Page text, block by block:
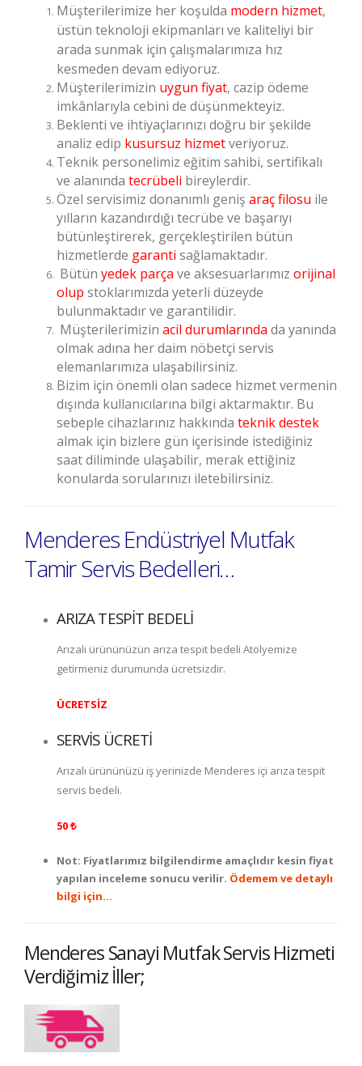
Müşterilerimize her koşulda modern hizmet,
üstün teknoloji ekipmanları ve kaliteliyi bir
arada sunmak için çalışmalarımıza hız
kesmeden devam ediyoruz.
Müşterilerimizin uygun fiyat, cazip ödeme
imkânlarıyla cebini de düşünmekteyiz.
Beklenti ve ihtiyaçlarınızı doğru bir şekilde
analiz edip kusursuz hizmetveriyoruz.
Teknik personelimiz eğitim sahibi, sertifikalı
ve alanında tecrübeli bireylerdir.
Özel servisimiz donanımlı geniş araç filosu ile
yılların kazandırdığı tecrübe ve başarıyı
bütünleştirerek, gerçekleştirilen bütün
hizmetlerde garanti sağlamaktadır.
Bütün yedek parça ve aksesuarlarımız orijinal
olup stoklarımızda yeterli düzeyde
bulunmaktadır ve garantilidir.
Müşterilerimizin acil durumlarında da yanında
olmak adına her daim nöbetçi servis
elemanlarımıza ulaşabilirsiniz.
Bizim için önemli olan sadece hizmet vermenin
dışında kullanıcılarına bilgi aktarmaktır. Bu
sebeple cihazlarınız hakkında teknik destek
almak için bizlere gün içerisinde istediğiniz
saat diliminde ulaşabilir, merak ettiğiniz
konularda sorularınızı iletebilirsiniz.
Menderes Endüstriyel Mutfak
Tamir Servis Bedelleri…
ARIZA TESPİT BEDELİ
Arızalı ürününüzün arıza tespit bedeli Atölyemize
getirmeniz durumunda ücretsizdir.
ÜCRETSİZ
SERVİS ÜCRETİ
Arızalı ürününüzü iş yerinizde Menderes içi arıza tespit
servis bedeli.
50 ₺
Not: Fiyatlarımız bilgilendirme amaçlıdır kesin fiyat
yapılan inceleme sonucu verilir. Ödemem ve detaylı
bilgi için…
MenderesSanayi Mutfak Servis Hizmeti
Verdiğimiz İller;